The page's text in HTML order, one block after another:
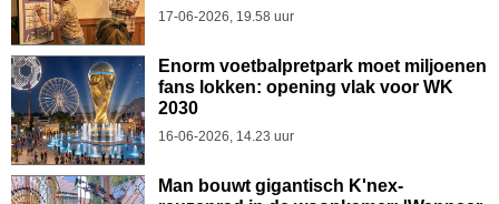
17-06-2026, 19.58 uur
Enorm voetbalpretpark moet miljoenen
fans lokken: opening vlak voor WK
2030
16-06-2026, 14.23 uur
Man bouwt gigantisch K'nex-